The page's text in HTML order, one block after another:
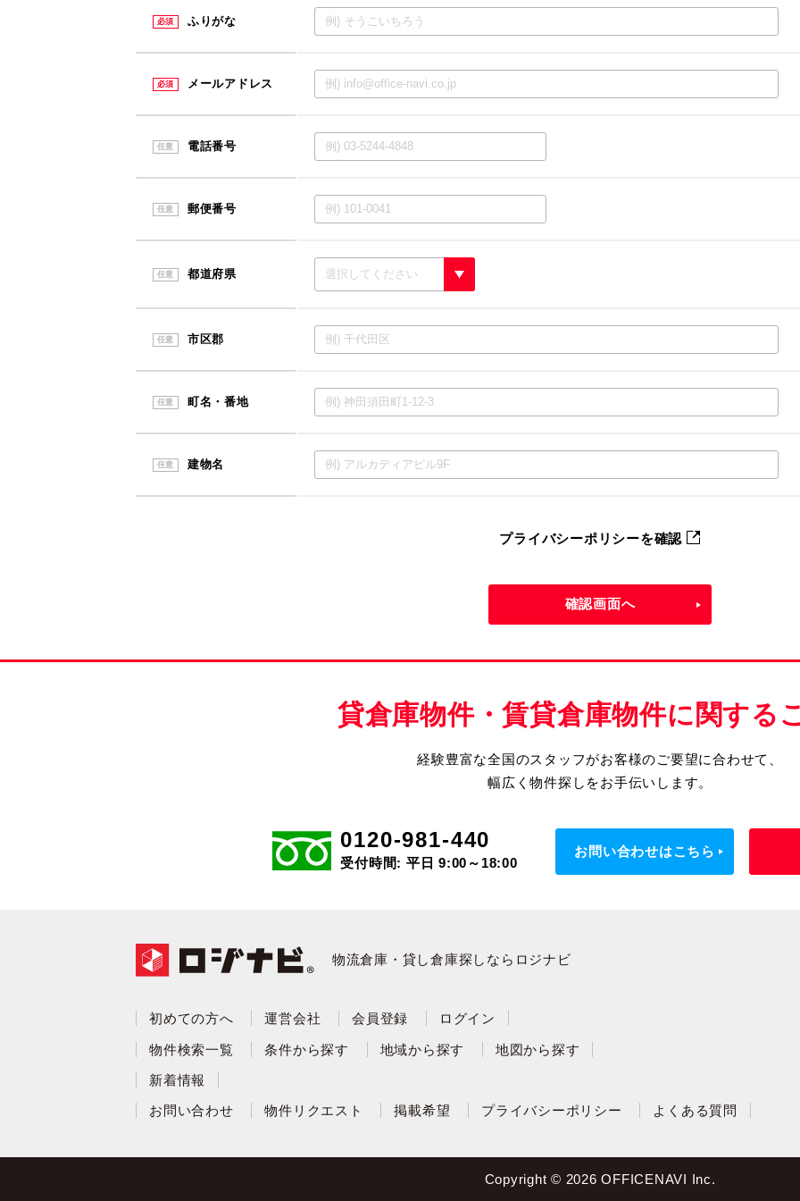
必須 ふりがな
必須 メールアドレス
任意 電話番号
任意 郵便番号
任意 都道府県
任意 市区郡
任意 町名・番地
任意 建物名
プライバシーポリシーを確認
確認画面へ
貸倉庫物件・賃貸倉庫物件に関する
経験豊富な全国のスタッフがお客様のご要望に合わせて、
幅広く物件探しをお手伝いします。
0120-981-440
受付時間: 平日 9:00～18:00
お問い合わせはこちら
物流倉庫・貸し倉庫探しならロジナビ
初めての方へ 運営会社 会員登録 ログイン
物件検索一覧 条件から探す 地域から探す 地図から探す
新着情報
お問い合わせ 物件リクエスト 掲載希望 プライバシーポリシー よくある質問
Copyright © 2026 OFFICENAVI Inc.